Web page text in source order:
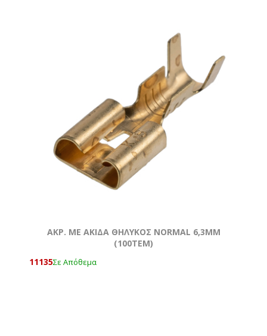
AKΡ. ΜΕ ΑΚΙΔΑ ΘΗΛΥΚΟΣ NORMAL 6,3ΜΜ
(100ΤΕΜ)
11135Σε Απόθεμα